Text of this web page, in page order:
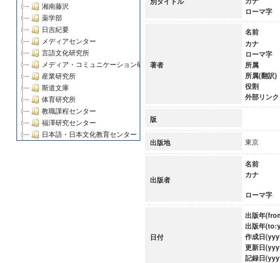
湘南藤沢
薬学部
日吉紀要
メディアセンター
言語文化研究所
メディア・コミュニケーション研究所
産業研究所
斯道文庫
体育研究所
教職課程センター
福澤研究センター
日本語・日本文化教育センター
グローバルリサーチインスティテュート
慶應義塾大学グローバルCOEプログラム市民社会ガバナンス教育研究センター
慶應義塾大学グローバルCOEプログラム論理と感性の先端的教育研究拠点
博士課程教育リーディングプログラム「超成熟社会発展のサイエンス」
ローマ字
著者
名前
カナ
ローマ字
所属
所属(翻訳)
役割
外部リンク
版
出版地 東京
出版者
名前
カナ
ローマ字
日付
出版年
出版年
作成日
更新日
記録日